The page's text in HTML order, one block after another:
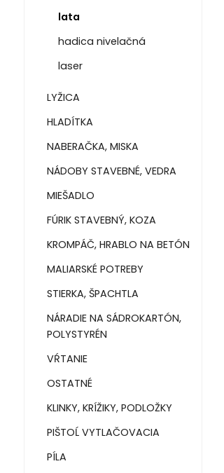
lata
hadica nivelačná
laser
LYŽICA
HLADÍTKA
NABERAČKA, MISKA
NÁDOBY STAVEBNÉ, VEDRA
MIEŠADLO
FÚRIK STAVEBNÝ, KOZA
KROMPÁČ, HRABLO NA BETÓN
MALIARSKÉ POTREBY
STIERKA, ŠPACHTLA
NÁRADIE NA SÁDROKARTÓN,
POLYSTYRÉN
VŔTANIE
OSTATNÉ
KLINKY, KRÍŽIKY, PODLOŽKY
PIŠTOĹ VYTLAČOVACIA
PÍLA